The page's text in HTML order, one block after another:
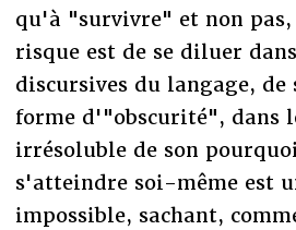
qu'à "survivre" et non
risque est de se diluer
discursives du langage, de
forme d'"obscurité", dans
irrésoluble de son
s'atteindre soi-même est
impossible, sachant,